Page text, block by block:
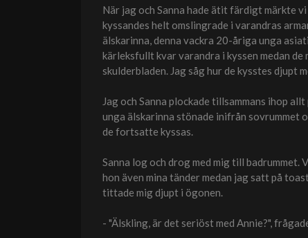
När jag och Sanna hade ätit färdigt märkte
kyssandes helt omslingrade i varandras
älskarinna, denna vackra 20-åriga unga
kärleksfullt kvar varandra i kyssen medan de
skulderbladen. Jag såg hur de kysstes djupt
Jag och Sanna plockade tillsammans ihop
unga älskarinna stönade inifrån sovrummet
de fortsatte kyssas.
Sanna log och drog med mig till
hon även mina tänder medan jag satt på
tittade mig djupt i ögonen.
- "Älskling, är det seriöst med Annie?",